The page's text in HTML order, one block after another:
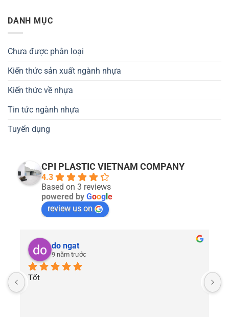
DANH MỤC
Chưa được phân loại
Kiến thức sản xuất ngành nhựa
Kiến thức về nhựa
Tin tức ngành nhựa
Tuyển dụng
CPI PLASTIC VIETNAM COMPANY
4.3
Based on 3 reviews
powered by Goog e
review us on
do ngat
9 năm trước
Tốt